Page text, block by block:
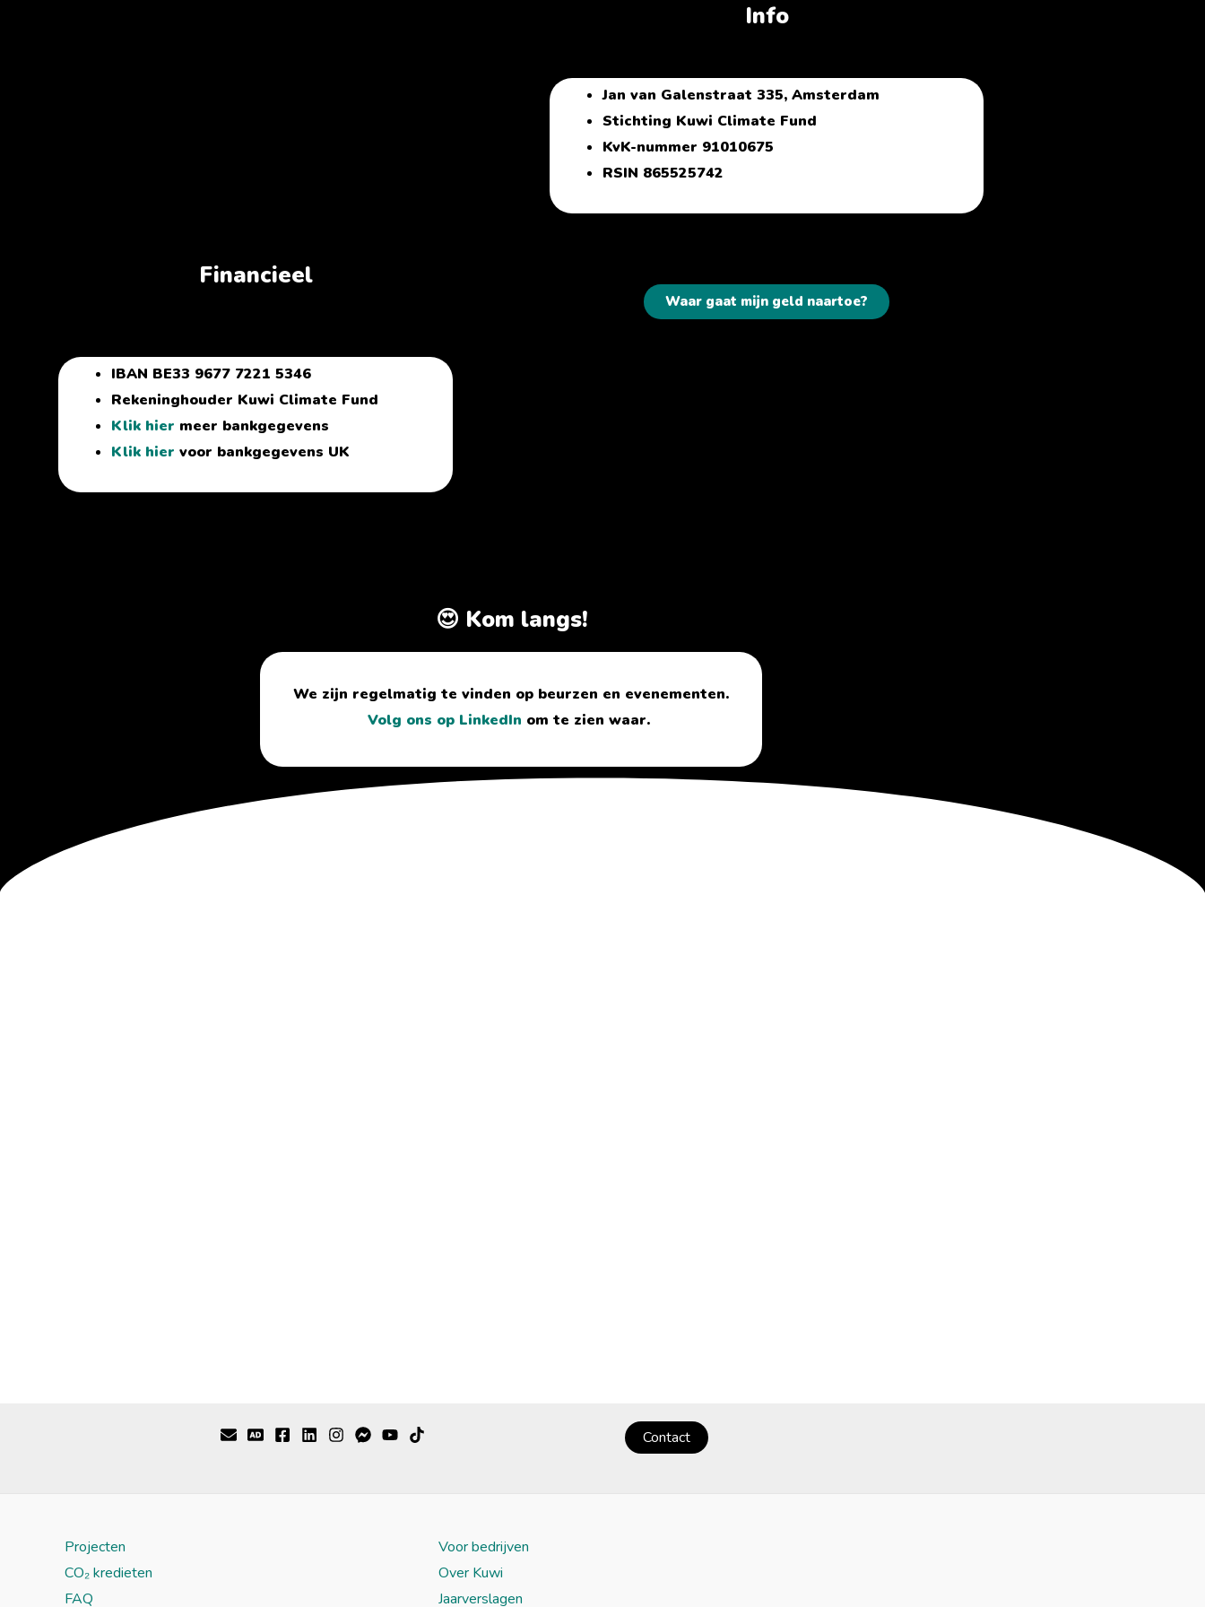
Info
Jan van Galenstraat 335, Amsterdam
Stichting Kuwi Climate Fund
KvK-nummer 91010675
RSIN 865525742
Financieel
IBAN BE33 9677 7221 5346
Rekeninghouder Kuwi Climate Fund
Klik hier meer bankgegevens
Klik hier voor bankgegevens UK
Waar gaat mijn geld naartoe?
😍 Kom langs!
We zijn regelmatig te vinden op beurzen en evenementen.
Volg ons op LinkedIn om te zien waar.
Contact
Projecten
CO₂ kredieten
FAQ
Voor bedrijven
Over Kuwi
Jaarverslagen